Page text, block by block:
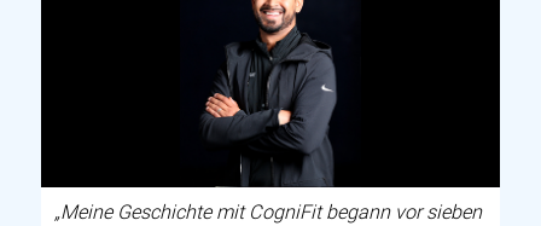
„Meine Geschichte mit CogniFit begann vor sieben